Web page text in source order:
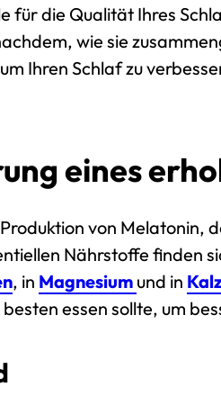
für die Qualität Ihres
wie sie
Ihren Schlaf zu
eines
von Melatonin,
Nährstoffe finden
, in Magnesium und in
essen sollte, um